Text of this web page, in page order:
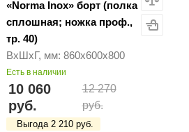
«Norma Inox» борт (полка
сплошная; ножка проф.,
тр. 40)
ВхШхГ, мм: 860х600х800
Есть в наличии
10 060
руб.
12 270
руб.
Выгода 2 210 руб.